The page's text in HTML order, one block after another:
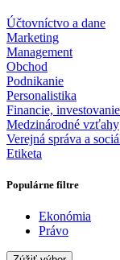
Účtovníctvo a dane
Marketing
Management
Obchod
Podnikanie
Personalistika
Financie,
Medzinárodné vzťahy
Verejná správa a
Etiketa
Populárne filtre
Ekonómia
Právo